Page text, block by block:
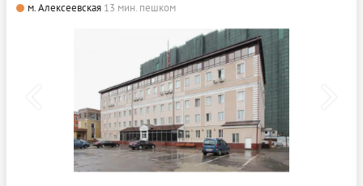
м. Алексеевская 13 мин. пешком